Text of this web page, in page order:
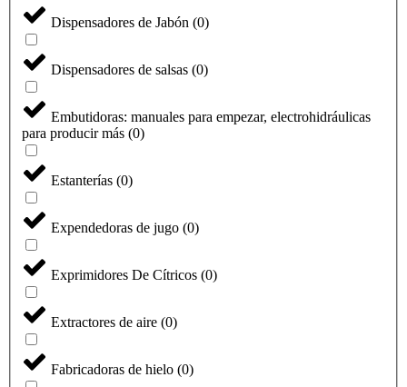
Dispensadores de Jabón (0)
Dispensadores de salsas (0)
Embutidoras: manuales para empezar, electrohidráulicas
para producir más (0)
Estanterías (0)
Expendedoras de jugo (0)
Exprimidores De Cítricos (0)
Extractores de aire (0)
Fabricadoras de hielo (0)